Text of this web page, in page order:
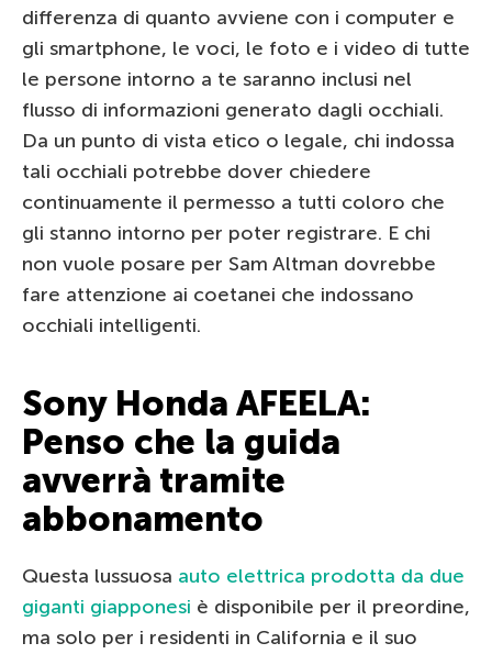
differenza di quanto avviene con i computer e
gli smartphone, le voci, le foto e i video di tutte
le persone intorno a te saranno inclusi nel
flusso di informazioni generato dagli occhiali.
Da un punto di vista etico o legale, chi indossa
tali occhiali potrebbe dover chiedere
continuamente il permesso a tutti coloro che
gli stanno intorno per poter registrare. E chi
non vuole posare per Sam Altman dovrebbe
fare attenzione ai coetanei che indossano
occhiali intelligenti.
Sony Honda AFEELA:
Penso che la guida
avverrà tramite
abbonamento
Questa lussuosa auto elettrica prodotta da due
giganti giapponesi è disponibile per il preordine,
ma solo per i residenti in California e il suo